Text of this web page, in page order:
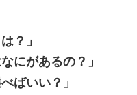
？」
にがあるの？」
ばいい？」